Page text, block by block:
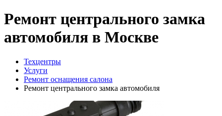
Ремонт центрального замка
автомобиля в Москве
Техцентры
Услуги
Ремонт оснащения салона
Ремонт центрального замка автомобиля